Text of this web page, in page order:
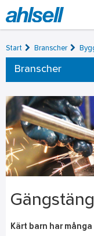
Start Branscher
Branscher
Kärt barn har